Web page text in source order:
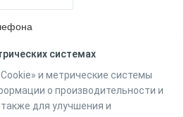
тесте:
системах
и метрические системы
о производительности и
для улучшения и